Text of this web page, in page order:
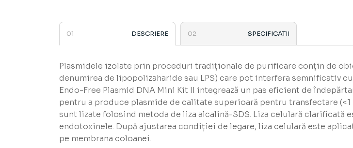
DESCRIERE SPECIFICATII
Plasmidele izolate prin proceduri tradiționale de purificare conțin de
denumirea de lipopolizaharide sau LPS) care pot interfera semnificativ
Endo-Free Plasmid DNA Mini Kit II integrează un pas eficient de
pentru a produce plasmide de calitate superioară pentru transfectare
sunt lizate folosind metoda de liza alcalină-SDS. Liza celulară clarificată
endotoxinele. După ajustarea condiției de legare, liza celulară este
pe membrana coloanei.